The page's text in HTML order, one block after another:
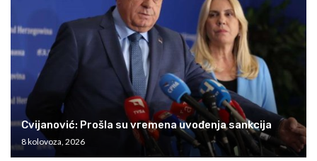
Cvijanović: Prošla su vremena uvođenja sankcija
8 kolovoza, 2026